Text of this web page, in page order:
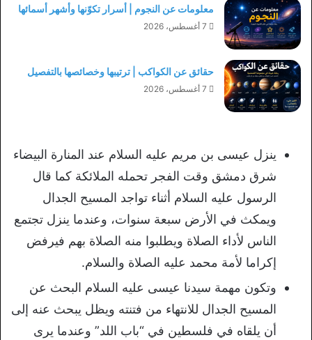
معلومات عن النجوم | أسرار تكوّنها وأشهر أسمائها
7 أغسطس، 2026
حقائق عن الكواكب | ترتيبها وخصائصها بالتفصيل
7 أغسطس، 2026
ينزل عيسى بن مريم عليه السلام عند المنارة البيضاء
شرق دمشق وقت الفجر تحمله الملائكة كما قال
الرسول عليه السلام أثناء تواجد المسيح الجدال
ويمكث في الأرض سبعة سنوات، وعندما ينزل تجتمع
الناس لأداء الصلاة ويطلبوا منه الصلاة بهم فيرفض
إكراما لأمة محمد عليه الصلاة والسلام.
وتكون مهمة سيدنا عيسى عليه السلام البحث عن
المسيح الجدال للانتهاء من فتنته ويظل يبحث عنه إلى
أن يلقاه في فلسطين في “باب اللد” وعندما يرى